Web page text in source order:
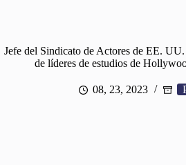
Jefe del Sindicato de Actores de EE.
de líderes de estudios de
08, 23, 2023